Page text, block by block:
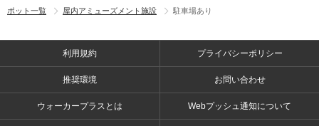
ポット一覧
屋内アミューズメント施設 駐車場あり
利用規約 プライバシーポリシー
推奨環境 お問い合わせ
ウォーカープラスとは Webプッシュ通知について